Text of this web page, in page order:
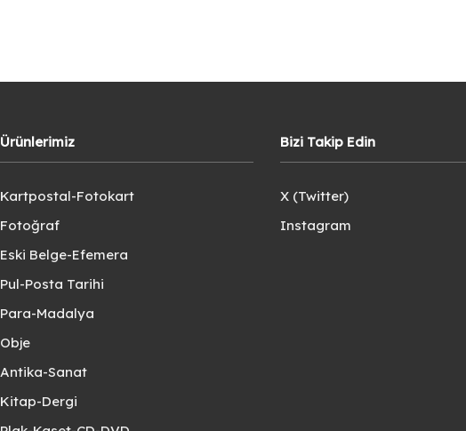
Ürünlerimiz
Kartpostal-Fotokart
Fotoğraf
Eski Belge-Efemera
Pul-Posta Tarihi
Para-Madalya
Obje
Antika-Sanat
Kitap-Dergi
Bizi Takip Edin
X (Twitter)
Instagram